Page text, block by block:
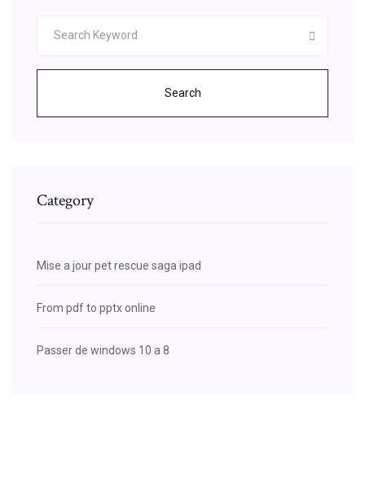
Search
Category
Mise a jour pet rescue saga ipad
From pdf to pptx online
Passer de windows 10 a 8